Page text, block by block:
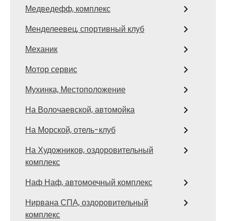
Медведефф, комплекс
Менделеевец, спортивный клуб
Механик
Мотор сервис
Мухинка, Местоположение
На Волочаевской, автомойка
На Морской, отель-клуб
На Художников, оздоровительный
комплекс
Наф Наф, автомоечный комплекс
Нирвана СПА, оздоровительный
комплекс